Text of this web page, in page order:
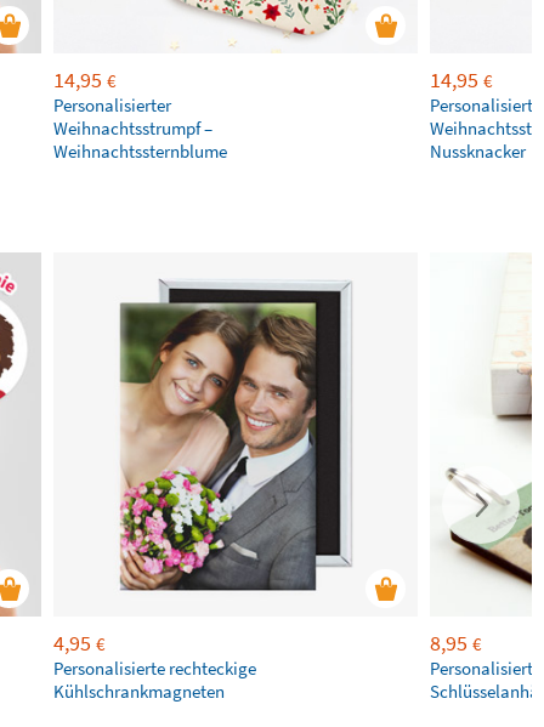
14,95 €
Personalisierter
Weihnachtsstrumpf –
Weihnachtssternblume
14,95 €
Nussknacker
4,95 €
Personalisierte rechteckige
Kühlschrankmagneten
8,95 €